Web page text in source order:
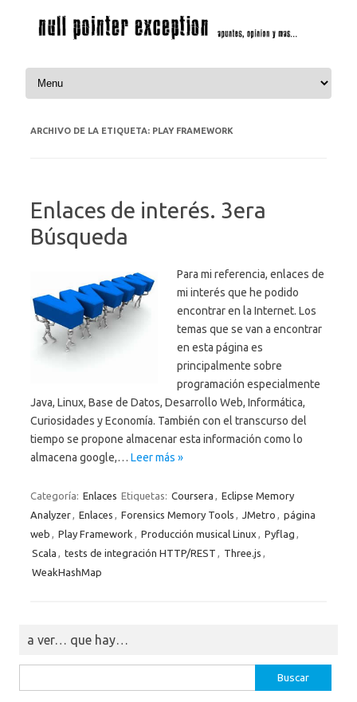
Saltar al contenido
ARCHIVO DE LA ETIQUETA: PLAY FRAMEWORK
Enlaces de interés. 3era
Búsqueda
Para mi referencia, enlaces de
mi interés que he podido
encontrar en la Internet. Los
temas que se van a encontrar
en esta página es
principalmente sobre
programación especialmente
Java, Linux, Base de Datos, Desarrollo Web, Informática,
Curiosidades y Economía. También con el transcurso del
tiempo se propone almacenar esta información como lo
almacena google,… Leer más »
Categoría: Enlaces Etiquetas: Coursera , Eclipse Memory
Analyzer, Enlaces , Forensics Memory Tools , JMetro , página
web , Play Framework , Producción musical Linux , Pyflag ,
Scala , tests de integración HTTP/REST , Three.js ,
WeakHashMap
a ver… que hay…